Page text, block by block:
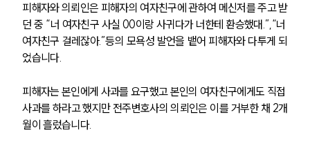
피해자와 의뢰인은 피해자의 여자친구에 관하여 메신저를 주고 받
던 중 “너 여자친구 사실 00이랑 사귀다가 너한테 환승했대.”,“너
여자친구 걸레잖아.”등의 모욕성 발언을 뱉어 피해자와 다투게 되
었습니다.
피해자는 본인에게 사과를 요구했고 본인의 여자친구에게도 직접
사과를 하라고 했지만 전주변호사의 의뢰인은 이를 거부한 채 2개
월이 흘렀습니다.